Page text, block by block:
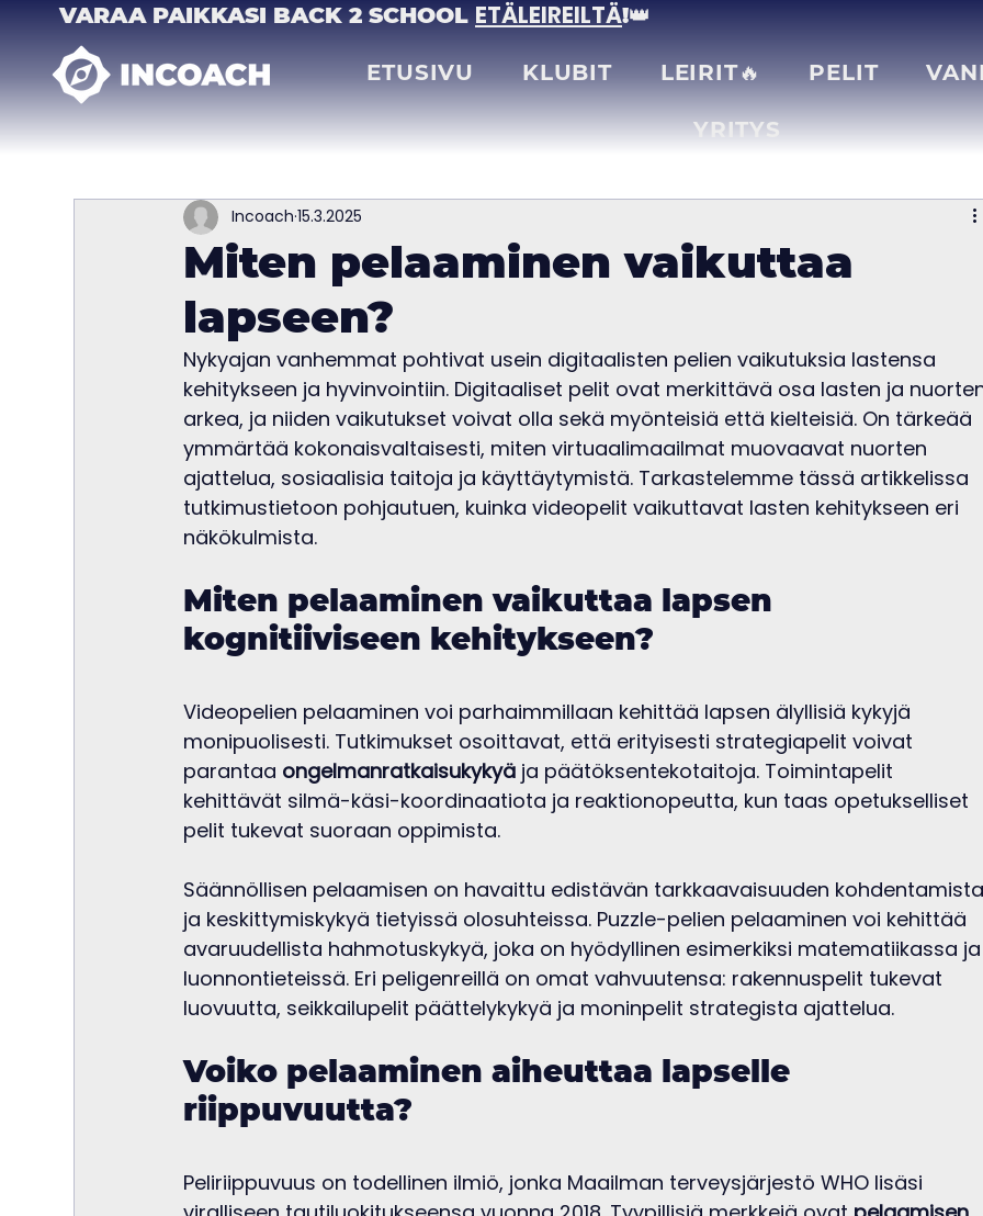
VARAA PAIKKASI BACK 2 SCHOOL ETÄLEIREILTÄ!👑
ETUSIVU KLUBIT LEIRIT🔥 PELIT
YRITYS
Miten pelaaminen vaikuttaa
lapseen?
Incoach15.3.2025
Nykyajan vanhemmat pohtivat usein digitaalisten pelien vaikutuksia lastensa
kehitykseen ja hyvinvointiin. Digitaaliset pelit ovat merkittävä osa lasten ja
arkea, ja niiden vaikutukset voivat olla sekä myönteisiä että kielteisiä. On tärkeää
ymmärtää kokonaisvaltaisesti, miten virtuaalimaailmat muovaavat nuorten
ajattelua, sosiaalisia taitoja ja käyttäytymistä. Tarkastelemme tässä artikkelissa
tutkimustietoon pohjautuen, kuinka videopelit vaikuttavat lasten kehitykseen eri
näkökulmista.
Miten pelaaminen vaikuttaa lapsen
kognitiiviseen kehitykseen?
Videopelien pelaaminen voi parhaimmillaan kehittää lapsen älyllisiä kykyjä
monipuolisesti. Tutkimukset osoittavat, että erityisesti strategiapelit voivat
parantaa ongelmanratkaisukykyä ja päätöksentekotaitoja. Toimintapelit
kehittävät silmä-käsi-koordinaatiota ja reaktionopeutta, kun taas opetukselliset
pelit tukevat suoraan oppimista.
Säännöllisen pelaamisen on havaittu edistävän tarkkaavaisuuden
ja keskittymiskykyä tietyissä olosuhteissa. Puzzle-pelien pelaaminen voi kehittää
avaruudellista hahmotuskykyä, joka on hyödyllinen esimerkiksi matematiikassa
luonnontieteissä. Eri peligenreillä on omat vahvuutensa: rakennuspelit tukevat
luovuutta, seikkailupelit päättelykykyä ja moninpelit strategista ajattelua.
Voiko pelaaminen aiheuttaa lapselle
riippuvuutta?
Peliriippuvuus on todellinen ilmiö, jonka Maailman terveysjärjestö WHO lisäsi